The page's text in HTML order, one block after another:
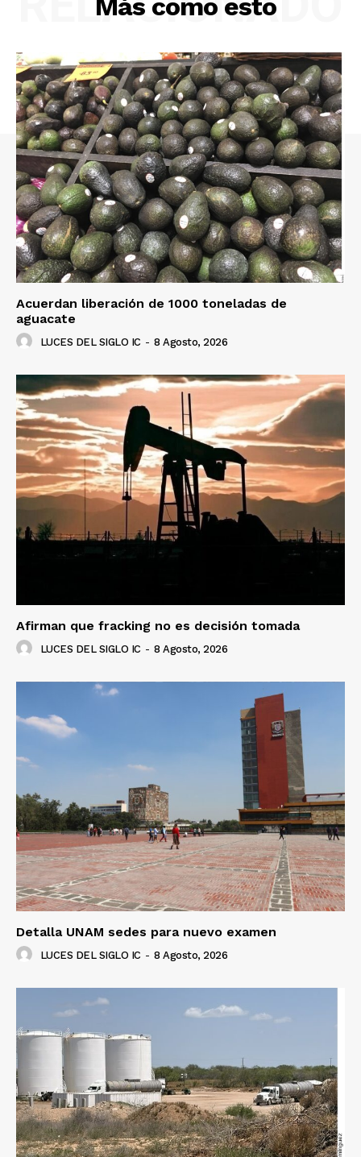
Más como esto
Acuerdan liberación de 1000 toneladas de
aguacate
LUCES DEL SIGLO IC - 8 Agosto, 2026
Afirman que fracking no es decisión tomada
LUCES DEL SIGLO IC - 8 Agosto, 2026
Detalla UNAM sedes para nuevo examen
LUCES DEL SIGLO IC - 8 Agosto, 2026